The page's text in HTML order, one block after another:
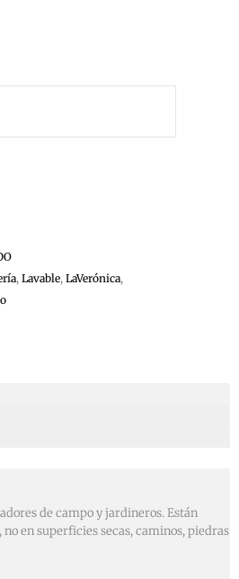
, Lavable, LaVerónica,
de campo y jardineros. Están
en superficies secas, caminos, piedras